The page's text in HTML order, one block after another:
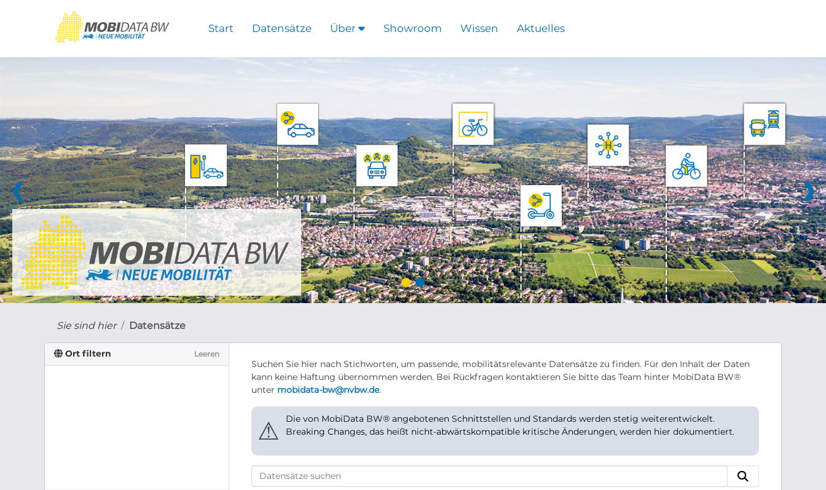
Start Datensätze Über Showroom Wissen Aktuelles
❮ ❯
Sie sind hier Datensätze
Ort filtern Leeren
Suchen Sie hier nach Stichworten, um passende, mobilitätsrelevante Datensätze zu finden. Für den Inhalt der Daten
kann keine Haftung übernommen werden. Bei Rückfragen kontaktieren Sie bitte das Team hinter MobiData BW®
unter mobidata-bw@nvbw.de.
⚠
Die von MobiData BW® angebotenen Schnittstellen und Standards werden stetig weiterentwickelt.
Breaking Changes, das heißt nicht-abwärtskompatible kritische Änderungen, werden hier dokumentiert.